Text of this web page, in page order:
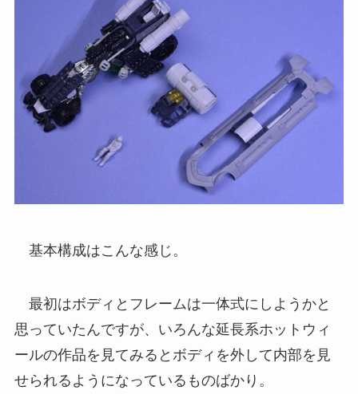
基本構成はこんな感じ。
最初はボディとフレームは一体式にしようかと
思っていたんですが、いろんな延長系ホットウィ
ールの作品を見てみるとボディを外して内部を見
せられるようになっているものばかり。